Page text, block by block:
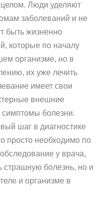
Люди уделяют
заболеваний и не
быть жизненно
которые по началу
организме, но в
их уже лечить
имеет свои
внешние
болезни.
шаг в диагностике
просто необходимо по
у врача,
страшную болезнь, но и
и организме в